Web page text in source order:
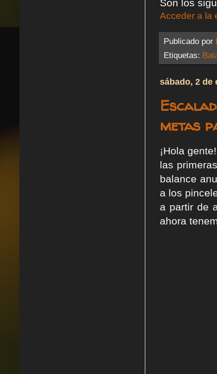
Son los
Acceder a la
Publicado por
Etiquetas:
sábado, 2 de
metas
¡Hola
las
balance
a los
a partir de
ahora